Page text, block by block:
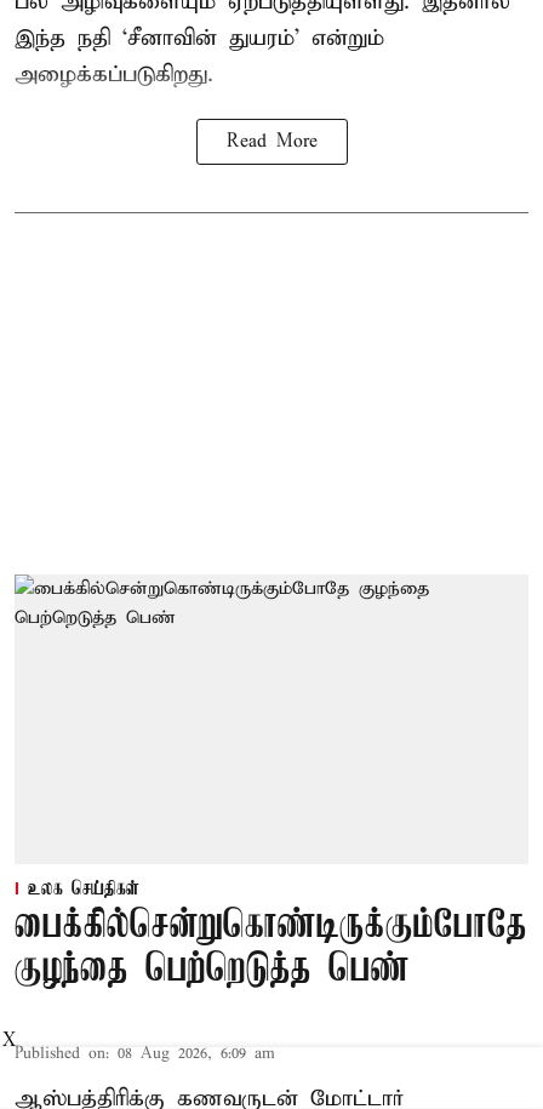
இந்த நதி ‘சீனாவின் துயரம்’ என்றும்
அழைக்கப்படுகிறது.
Read More
உலக செய்திகள்
பைக்கில்சென்றுகொண்டிருக்கும்போதே
குழந்தை பெற்றெடுத்த பெண்
Published on: 08 Aug 2026, 6:09 am
ஆஸ்பத்திரிக்கு கணவருடன் மோட்டார்
X